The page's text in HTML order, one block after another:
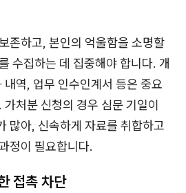
존하고, 본인의 억울함을 소명할
수집하는 데 집중해야 합니다. 개
역, 업무 인수인계서 등은 중요
가처분 신청의 경우 심문 기일이
많아, 신속하게 자료를 취합하고
정이 필요합니다.
접촉 차단